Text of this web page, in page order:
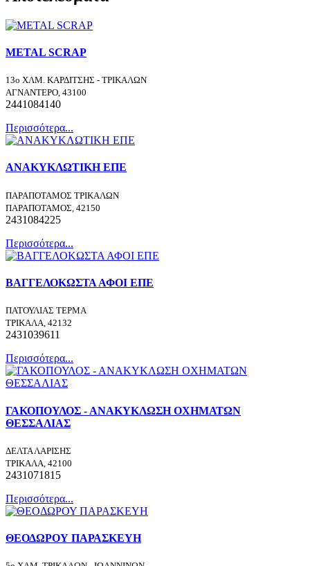
METAL SCRAP
13ο ΧΛΜ. ΚΑΡΔΙΤΣΗΣ - ΤΡΙΚΑΛΩΝ
ΑΓΝΑΝΤΕΡΟ, 43100
2441084140
Περισσότερα...
ΑΝΑΚΥΚΛΩΤΙΚΗ ΕΠΕ
ΠΑΡΑΠΟΤΑΜΟΣ ΤΡΙΚΑΛΩΝ
ΠΑΡΑΠΟΤΑΜΟΣ, 42150
2431084225
Περισσότερα...
ΒΑΓΓΕΛΟΚΩΣΤΑ ΑΦΟΙ ΕΠΕ
ΠΑΤΟΥΛΙΑΣ ΤΕΡΜΑ
ΤΡΙΚΑΛΑ, 42132
2431039611
Περισσότερα...
ΓΑΚΟΠΟΥΛΟΣ - ΑΝΑΚΥΚΛΩΣΗ ΟΧΗΜΑΤΩΝ
ΘΕΣΣΑΛΙΑΣ
ΔΕΛΤΑ ΛΑΡΙΣΗΣ
ΤΡΙΚΑΛΑ, 42100
2431071815
Περισσότερα...
ΘΕΟΔΩΡΟΥ ΠΑΡΑΣΚΕΥΗ